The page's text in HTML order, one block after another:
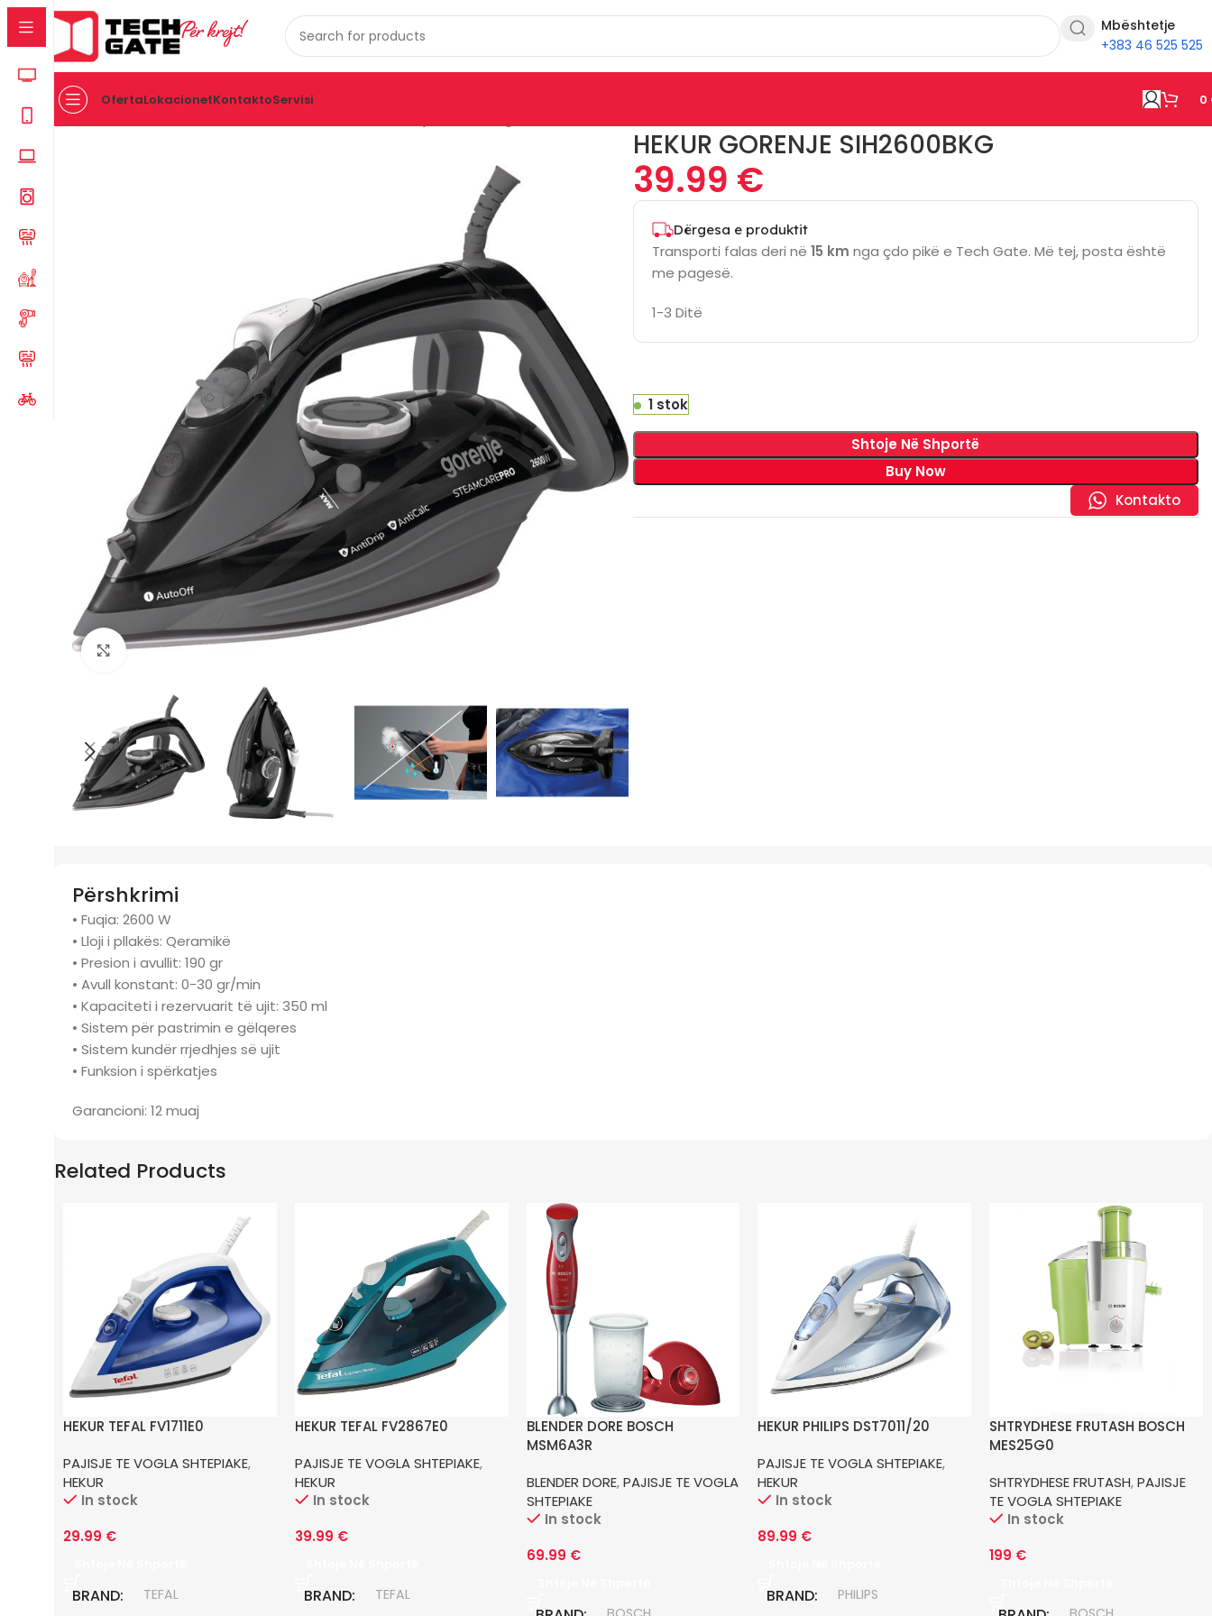
Për krejt!
Mbështetje
+383 46 525 525
OfertaLokacionetKontaktoServisi 0
Kreu
Click to enlarge
HEKUR GORENJE SIH2600BKG
39.99 €
Dërgesa e produktit
Transporti falas deri në 15 km nga çdo pikë e Tech Gate. Më tej, posta është
me pagesë.
1-3 Ditë
1 stok
Shtoje Në Shportë
Buy Now
Kontakto
Përshkrimi
• Fuqia: 2600 W
• Lloji i pllakës: Qeramikë
• Presion i avullit: 190 gr
• Avull konstant: 0-30 gr/min
• Kapaciteti i rezervuarit të ujit: 350 ml
• Sistem për pastrimin e gëlqeres
• Sistem kundër rrjedhjes së ujit
• Funksion i spërkatjes
Garancioni: 12 muaj
Related Products
HEKUR TEFAL FV1711E0
PAJISJE TE VOGLA SHTEPIAKE,
HEKUR
In stock
29.99 €
BRAND TEFAL
HEKUR TEFAL FV2867E0
PAJISJE TE VOGLA SHTEPIAKE,
HEKUR
In stock
39.99 €
BRAND TEFAL
BLENDER DORE BOSCH
MSM6A3R
BLENDER DORE,PAJISJE TE VOGLA
SHTEPIAKE
In stock
69.99 €
HEKUR PHILIPS DST7011/20
PAJISJE TE VOGLA SHTEPIAKE,
HEKUR
In stock
89.99 €
BRAND PHILIPS
SHTRYDHESE FRUTASH BOSCH
MES25G0
SHTRYDHESE FRUTASH,PAJISJE
TE VOGLA SHTEPIAKE
In stock
199 €